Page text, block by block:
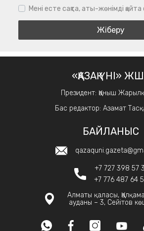
Мені есте сақта, аты-жөнімді
«ҚАЗАҚ ҮНІ»
Президент: Қаныш
Бас редактор: Азамат
БАЙЛАНЫС
+7 727 398 57
+7 776 487 64
Алматы қаласы,
ауданы – 3, Сейітов